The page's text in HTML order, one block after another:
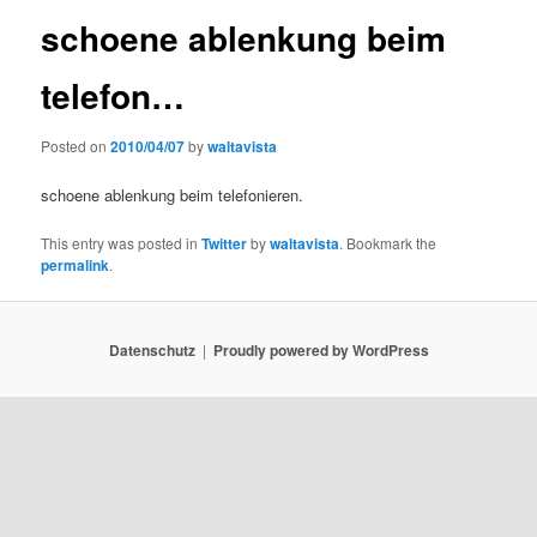
schoene ablenkung beim
telefon…
Posted on2010/04/07bywaltavista
schoene ablenkung beim telefonieren.
This entry was posted inTwitterbywaltavista. Bookmark the
permalink.
Datenschutz Proudly powered by WordPress